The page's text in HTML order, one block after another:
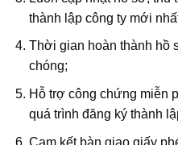
thành lập công ty mới
Thời gian hoàn thành hồ
chóng;
Hỗ trợ công chứng miễn
quá trình đăng ký thành
Cam kết bàn giao giấy